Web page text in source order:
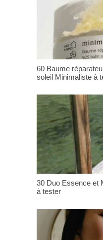
60 Baume
soleil Minimaliste à
30 Duo Essence et
à tester